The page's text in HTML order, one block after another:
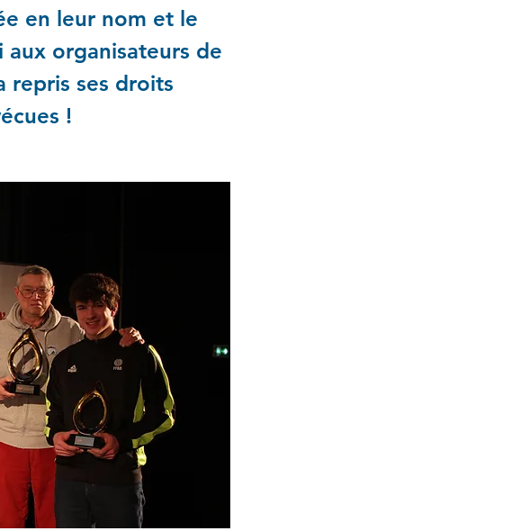
en leur nom et le
organisateurs de
repris ses droits
!